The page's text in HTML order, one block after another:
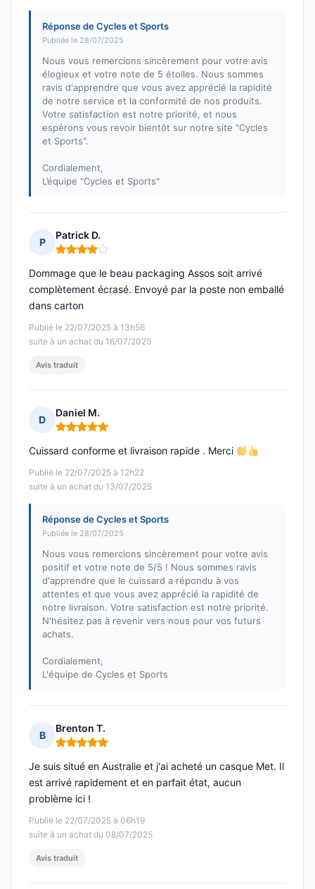
Réponse de Cycles et Sports
Publiée le 28/07/2025
Nous vous remercions sincèrement pour votre avis
élogieux et votre note de 5 étoiles. Nous sommes
ravis d'apprendre que vous avez apprécié la rapidité
de notre service et la conformité de nos produits.
Votre satisfaction est notre priorité, et nous
espérons vous revoir bientôt sur notre site "Cycles
et Sports".
Cordialement,
L’équipe "Cycles et Sports"
P
Patrick D.
Note : 4 sur 5
Publié le 22/07/2025 à 13h56
suite à un achat du 16/07/2025
Dommage que le beau packaging Assos soit arrivé
complètement écrasé. Envoyé par la poste non emballé
dans carton
Avis traduit
D
Daniel M.
Note : 5 sur 5
Publié le 22/07/2025 à 12h22
suite à un achat du 13/07/2025
Cuissard conforme et livraison rapide . Merci
Réponse de Cycles et Sports
Publiée le 28/07/2025
Nous vous remercions sincèrement pour votre avis
positif et votre note de 5/5 ! Nous sommes ravis
d'apprendre que le cuissard a répondu à vos
attentes et que vous avez apprécié la rapidité de
notre livraison. Votre satisfaction est notre priorité.
N'hésitez pas à revenir vers nous pour vos futurs
achats.
Cordialement,
L'équipe de Cycles et Sports
B
Brenton T.
Note : 5 sur 5
Publié le 22/07/2025 à 06h19
suite à un achat du 08/07/2025
Je suis situé en Australie et j'ai acheté un casque Met. Il
est arrivé rapidement et en parfait état, aucun
problème ici !
Avis traduit